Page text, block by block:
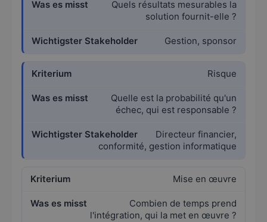
Quels résultats mesurables la
solution fournit-elle ?
Gestion, sponsor
Risque
Quelle est la probabilité qu'un
échec, qui est responsable ?
Directeur financier,
conformité, gestion informatique
Mise en œuvre
Combien de temps prend
l'intégration, qui la met en œuvre ?